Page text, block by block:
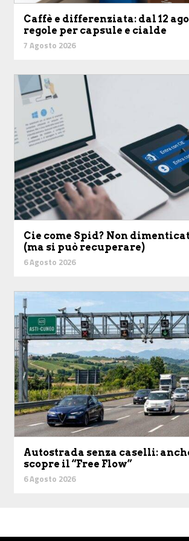
Caffè e differenziata: dal 12
regole per capsule e cialde
7 Agosto 2026
Cie come Spid? Non
(ma si può recuperare)
6 Agosto 2026
Autostrada senza caselli:
scopre il “Free Flow”
6 Agosto 2026